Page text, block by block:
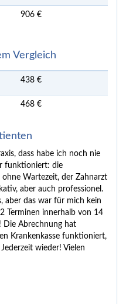
906 €
Vergleich
438 €
468 €
dass habe ich noch nie
funktioniert: die
ohne Wartezeit, der Zahnarzt
aber auch professionel.
aber das war für mich kein
Terminen innerhalb von 14
Die Abrechnung hat
Krankenkasse funktioniert,
wieder! Vielen